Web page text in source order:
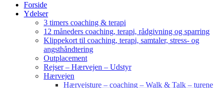
Forside
Ydelser
3 timers coaching & terapi
12 måneders coaching, terapi, rådgivning og sparring
Klippekort til coaching, terapi, samtaler, stress- og
angsthåndtering
Outplacement
Rejser – Hærvejen – Udstyr
Hærvejen
Hærvejsture – coaching – Walk & Talk – turene